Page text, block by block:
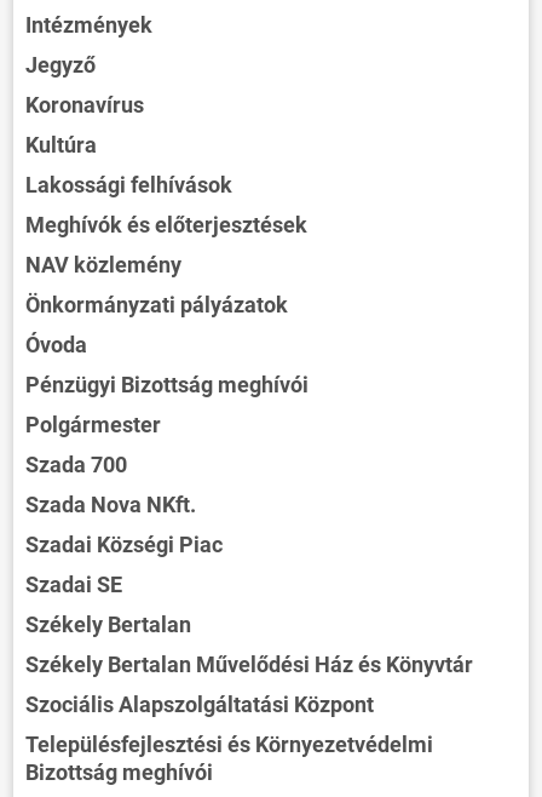
Intézmények
Jegyző
Koronavírus
Kultúra
Lakossági felhívások
Meghívók és előterjesztések
NAV közlemény
Önkormányzati pályázatok
Óvoda
Pénzügyi Bizottság meghívói
Polgármester
Szada 700
Szada Nova NKft.
Szadai Községi Piac
Szadai SE
Székely Bertalan
Székely Bertalan Művelődési Ház és Könyvtár
Szociális Alapszolgáltatási Központ
Településfejlesztési és Környezetvédelmi
Bizottság meghívói